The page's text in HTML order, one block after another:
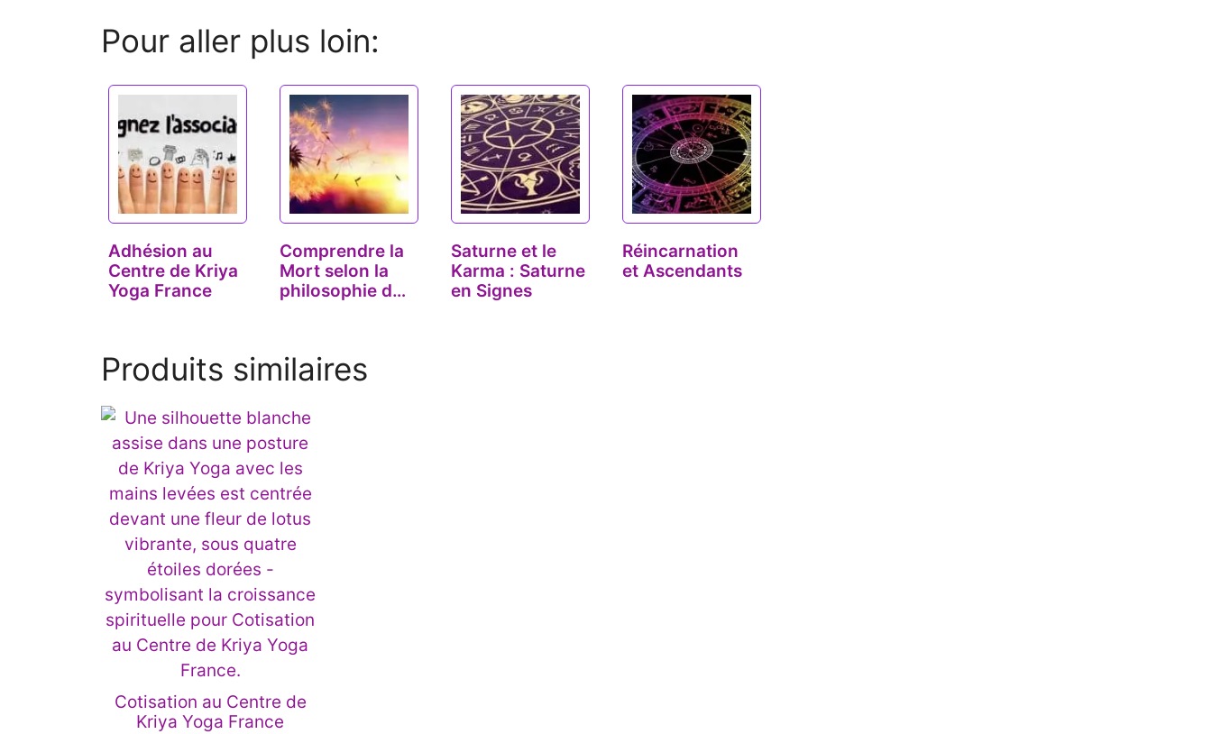
Pour aller plus loin:
Adhésion au
Centre de Kriya
Yoga France
Comprendre la
Mort selon la
philosophie du
Saturne et le
Karma : Saturne
en Signes
Réincarnation
et Ascendants
Produits similaires
Cotisation au Centre de
Kriya Yoga France
Ce
produit
plusieurs
variations.
Les
options
peuvent
être
choisies
page